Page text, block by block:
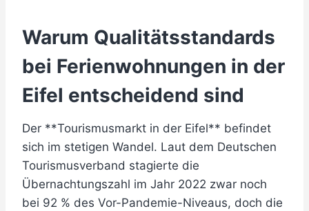
Warum Qualitätsstandards
bei Ferienwohnungen in der
Eifel entscheidend sind
Der **Tourismusmarkt in der Eifel** befindet
sich im stetigen Wandel. Laut dem Deutschen
Tourismusverband stagierte die
Übernachtungszahl im Jahr 2022 zwar noch
bei 92 % des Vor-Pandemie-Niveaus, doch die